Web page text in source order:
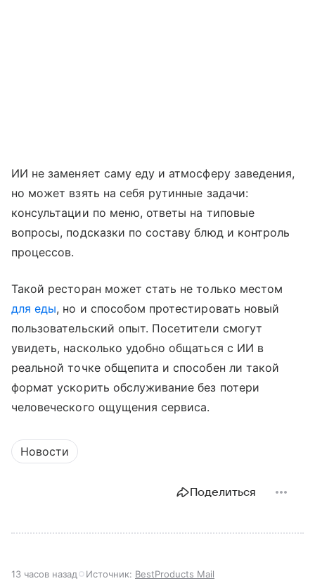
ИИ не заменяет саму еду и атмосферу заведения,
но может взять на себя рутинные задачи:
консультации по меню, ответы на типовые
вопросы, подсказки по составу блюд и контроль
процессов.
Такой ресторан может стать не только местом
для еды, но и способом протестировать новый
пользовательский опыт. Посетители смогут
увидеть, насколько удобно общаться с ИИ в
реальной точке общепита и способен ли такой
формат ускорить обслуживание без потери
человеческого ощущения сервиса.
Новости
Поделиться
13 часов назад Источник: BestProducts Mail